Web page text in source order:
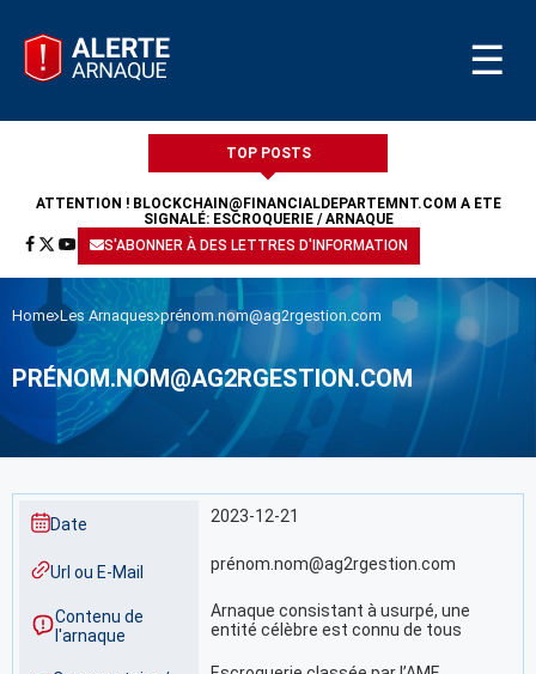
☰
TOP POSTS
ATTENTION ! BLOCKCHAIN@FINANCIALDEPARTEMNT.COM A ÉTÉ
SIGNALÉ: ESCROQUERIE / ARNAQUE
S'ABONNER À DES LETTRES D'INFORMATION
Home Les Arnaques prénom.nom@ag2rgestion.com
PRÉNOM.NOM@AG2RGESTION.COM
Date 2023-12-21
Url ou E-Mail prénom.nom@ag2rgestion.com
Contenu de
l'arnaque
Arnaque consistant à usurpé, une
entité célèbre est connu de tous